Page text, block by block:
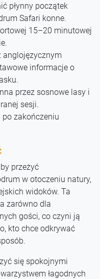
płynny początek
Safari konne.
15–20 minutowej
anglojęzycznym
informacje o
przez sosnowe lasy i
sesji.
zakończeniu
przeżyć
w otoczeniu natury,
widoków. Ta
zarówno dla
gości, co czyni ją
kto chce odkrywać
się spokojnymi
łagodnych